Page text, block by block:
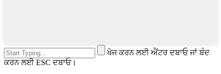
ਖੋਜ ਕਰਨ ਲਈ ਐਂਟਰ ਦਬਾਓ ਜਾਂ ਬੰਦ
ਕਰਨ ਲਈ ESC ਦਬਾਓ।